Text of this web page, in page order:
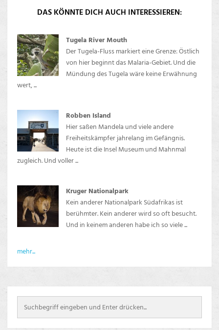
DAS KÖNNTE DICH AUCH INTERESSIEREN:
Tugela River Mouth
Der Tugela-Fluss markiert eine Grenze: Östlich
von hier beginnt das Malaria-Gebiet. Und die
Mündung des Tugela wäre keine Erwähnung
wert, ...
Robben Island
Hier saßen Mandela und viele andere
Freiheitskämpfer jahrelang im Gefängnis.
Heute ist die Insel Museum und Mahnmal
zugleich. Und voller ...
Kruger Nationalpark
Kein anderer Nationalpark Südafrikas ist
berühmter. Kein anderer wird so oft besucht.
Und in keinem anderen habe ich so viele ...
mehr...